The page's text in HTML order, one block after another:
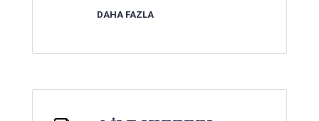
DAHA FAZLA